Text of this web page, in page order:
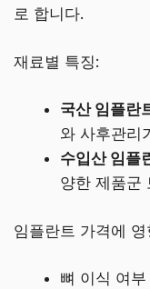
로 합니다.
재료별 특징:
국산 임플란
와 사후관리
수입산 임플
양한 제품군
임플란트 가격에
뼈 이식 여부